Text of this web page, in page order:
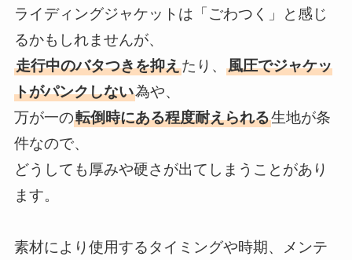
ライディングジャケットは「ごわつく」と感じ
るかもしれませんが、
走行中のバタつきを抑えたり、 風圧でジャケッ
トがパンクしない為や、
万が一の転倒時にある程度耐えられる生地が条
件なので、
どうしても厚みや硬さが出てしまうことがあり
ます。
素材により使用するタイミングや時期、メンテ